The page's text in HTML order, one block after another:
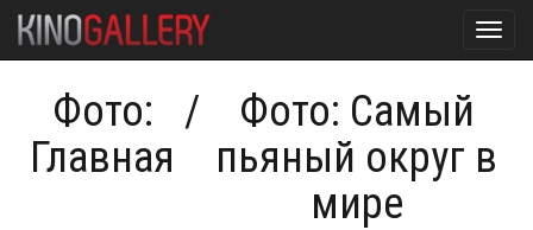
Фото:
Главная
/
Фото: Самый
пьяный округ в
мире